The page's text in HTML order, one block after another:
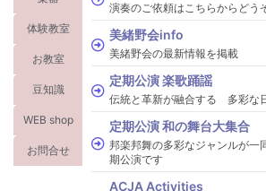
体験教室
お教室
豆知識
WEB shop
お問合せ
演奏のご依頼はこちらからどう
美緒野会info
美緒野会の最新情報を掲載
定期公演 楽歌踊謡
伝統と革新が融合する 多彩な
定期公演 和の舞台大集合
邦楽邦舞の多彩なジャンルが一
期公演です
ACJA Activities